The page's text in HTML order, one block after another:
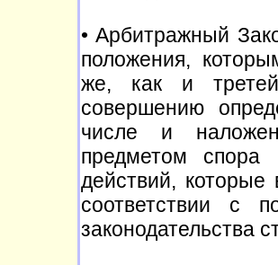
• Арбитражный
положения,
же, как и
совершению
числе и
предметом спора
действий,
соответствии с
законодательства